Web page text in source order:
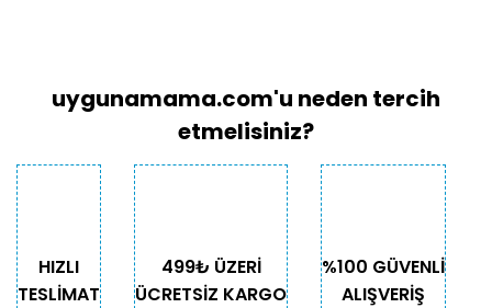
uygunamama.com'u neden tercih
etmelisiniz?
HIZLI
TESLİMAT
499₺ ÜZERİ
ÜCRETSİZ KARGO
%100 GÜVENLİ
ALIŞVERİŞ